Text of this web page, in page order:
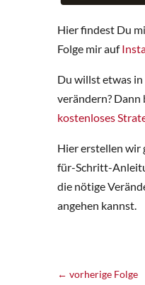
Hier findest Du
Folge mir auf
Du willst etwas in
verändern?
kostenloses
Hier erstellen wir
für-Schritt-
die nötige
angehen kannst.
← vorherige Folge